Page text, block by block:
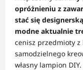
opróżnieniu z
stać się
modne aktualnie
cenisz przedmioty
samodzielnego
własny lampion